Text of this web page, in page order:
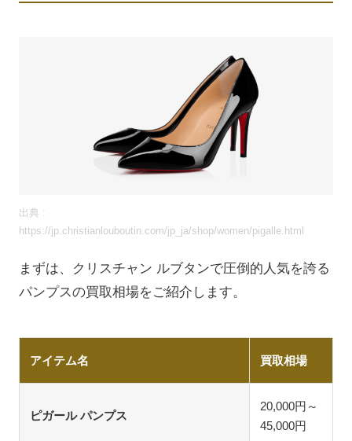
出典 :
https://jp.christianlouboutin.com/jp_ja/shop/women/pigalle.html
まずは、クリスチャン ルブタンで圧倒的人気を誇る
パンプスの買取相場をご紹介します。
アイテム名 買取相場
ピガール パンプス
20,000円～
45,000円